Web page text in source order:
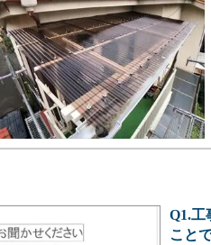
Q1.工
こと